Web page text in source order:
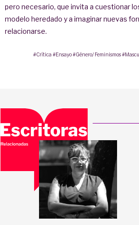
pero necesario, que invita a cuestionar
modelo heredado y a imaginar nuevas
relacionarse.
#Crítica #Ensayo #Género/ Feminismos